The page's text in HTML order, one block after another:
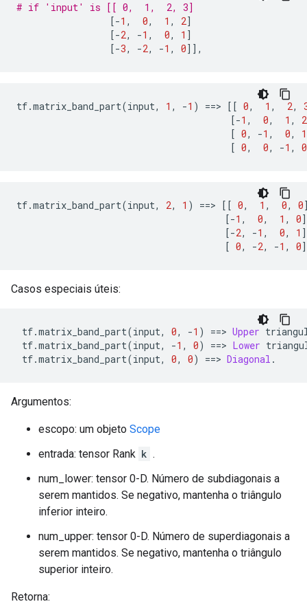
# if 'input' is [[ 0,  1,  2, 3]
[-1 , 0, 1 , 2]
[-2, -1 , 0, 1 ]
[-3, -2, -1 , 0]],
tf.matrix_band_part(input, 1 , -1 ) ==> [[ 0, 1 , 2,
[-1 , 0, 1 ,
2
[ 0, -1 , 0,
1
[ 0, 0, -1 , 0
tf.matrix_band_part(input, 2, 1 ) ==> [[ 0, 1 , 0, 0
[-1 , 0, 1 , 0]
[-2, -1 , 0, 1 ]
[ 0, -2, -1 , 0
Casos especiais úteis:
tf.matrix_band_part(input, 0, -1 ) ==> Upper
tf.matrix_band_part(input, -1 , 0) ==> Lower
tf.matrix_band_part(input, 0, 0) ==> Diagonal .
Argumentos:
escopo: um objeto Scope
entrada: tensor Rank k .
num_lower: tensor 0-D. Número de subdiagonais a
serem mantidos. Se negativo, mantenha o triângulo
inferior inteiro.
num_upper: tensor 0-D. Número de superdiagonais a
serem mantidos. Se negativo, mantenha o triângulo
superior inteiro.
Retorna: